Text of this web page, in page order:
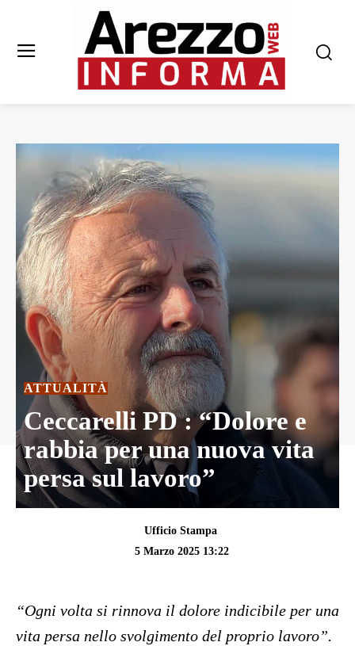
ATTUALITÀ
Ceccarelli PD : “Dolore e
rabbia per una nuova vita
persa sul lavoro”
Ufficio Stampa
5 Marzo 2025 13:22
“Ogni volta si rinnova il dolore indicibile per una
vita persa nello svolgimento del proprio lavoro”.